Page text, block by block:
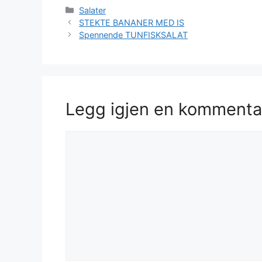
Kategorier
Salater
STEKTE BANANER MED IS
Spennende TUNFISKSALAT
Legg igjen en